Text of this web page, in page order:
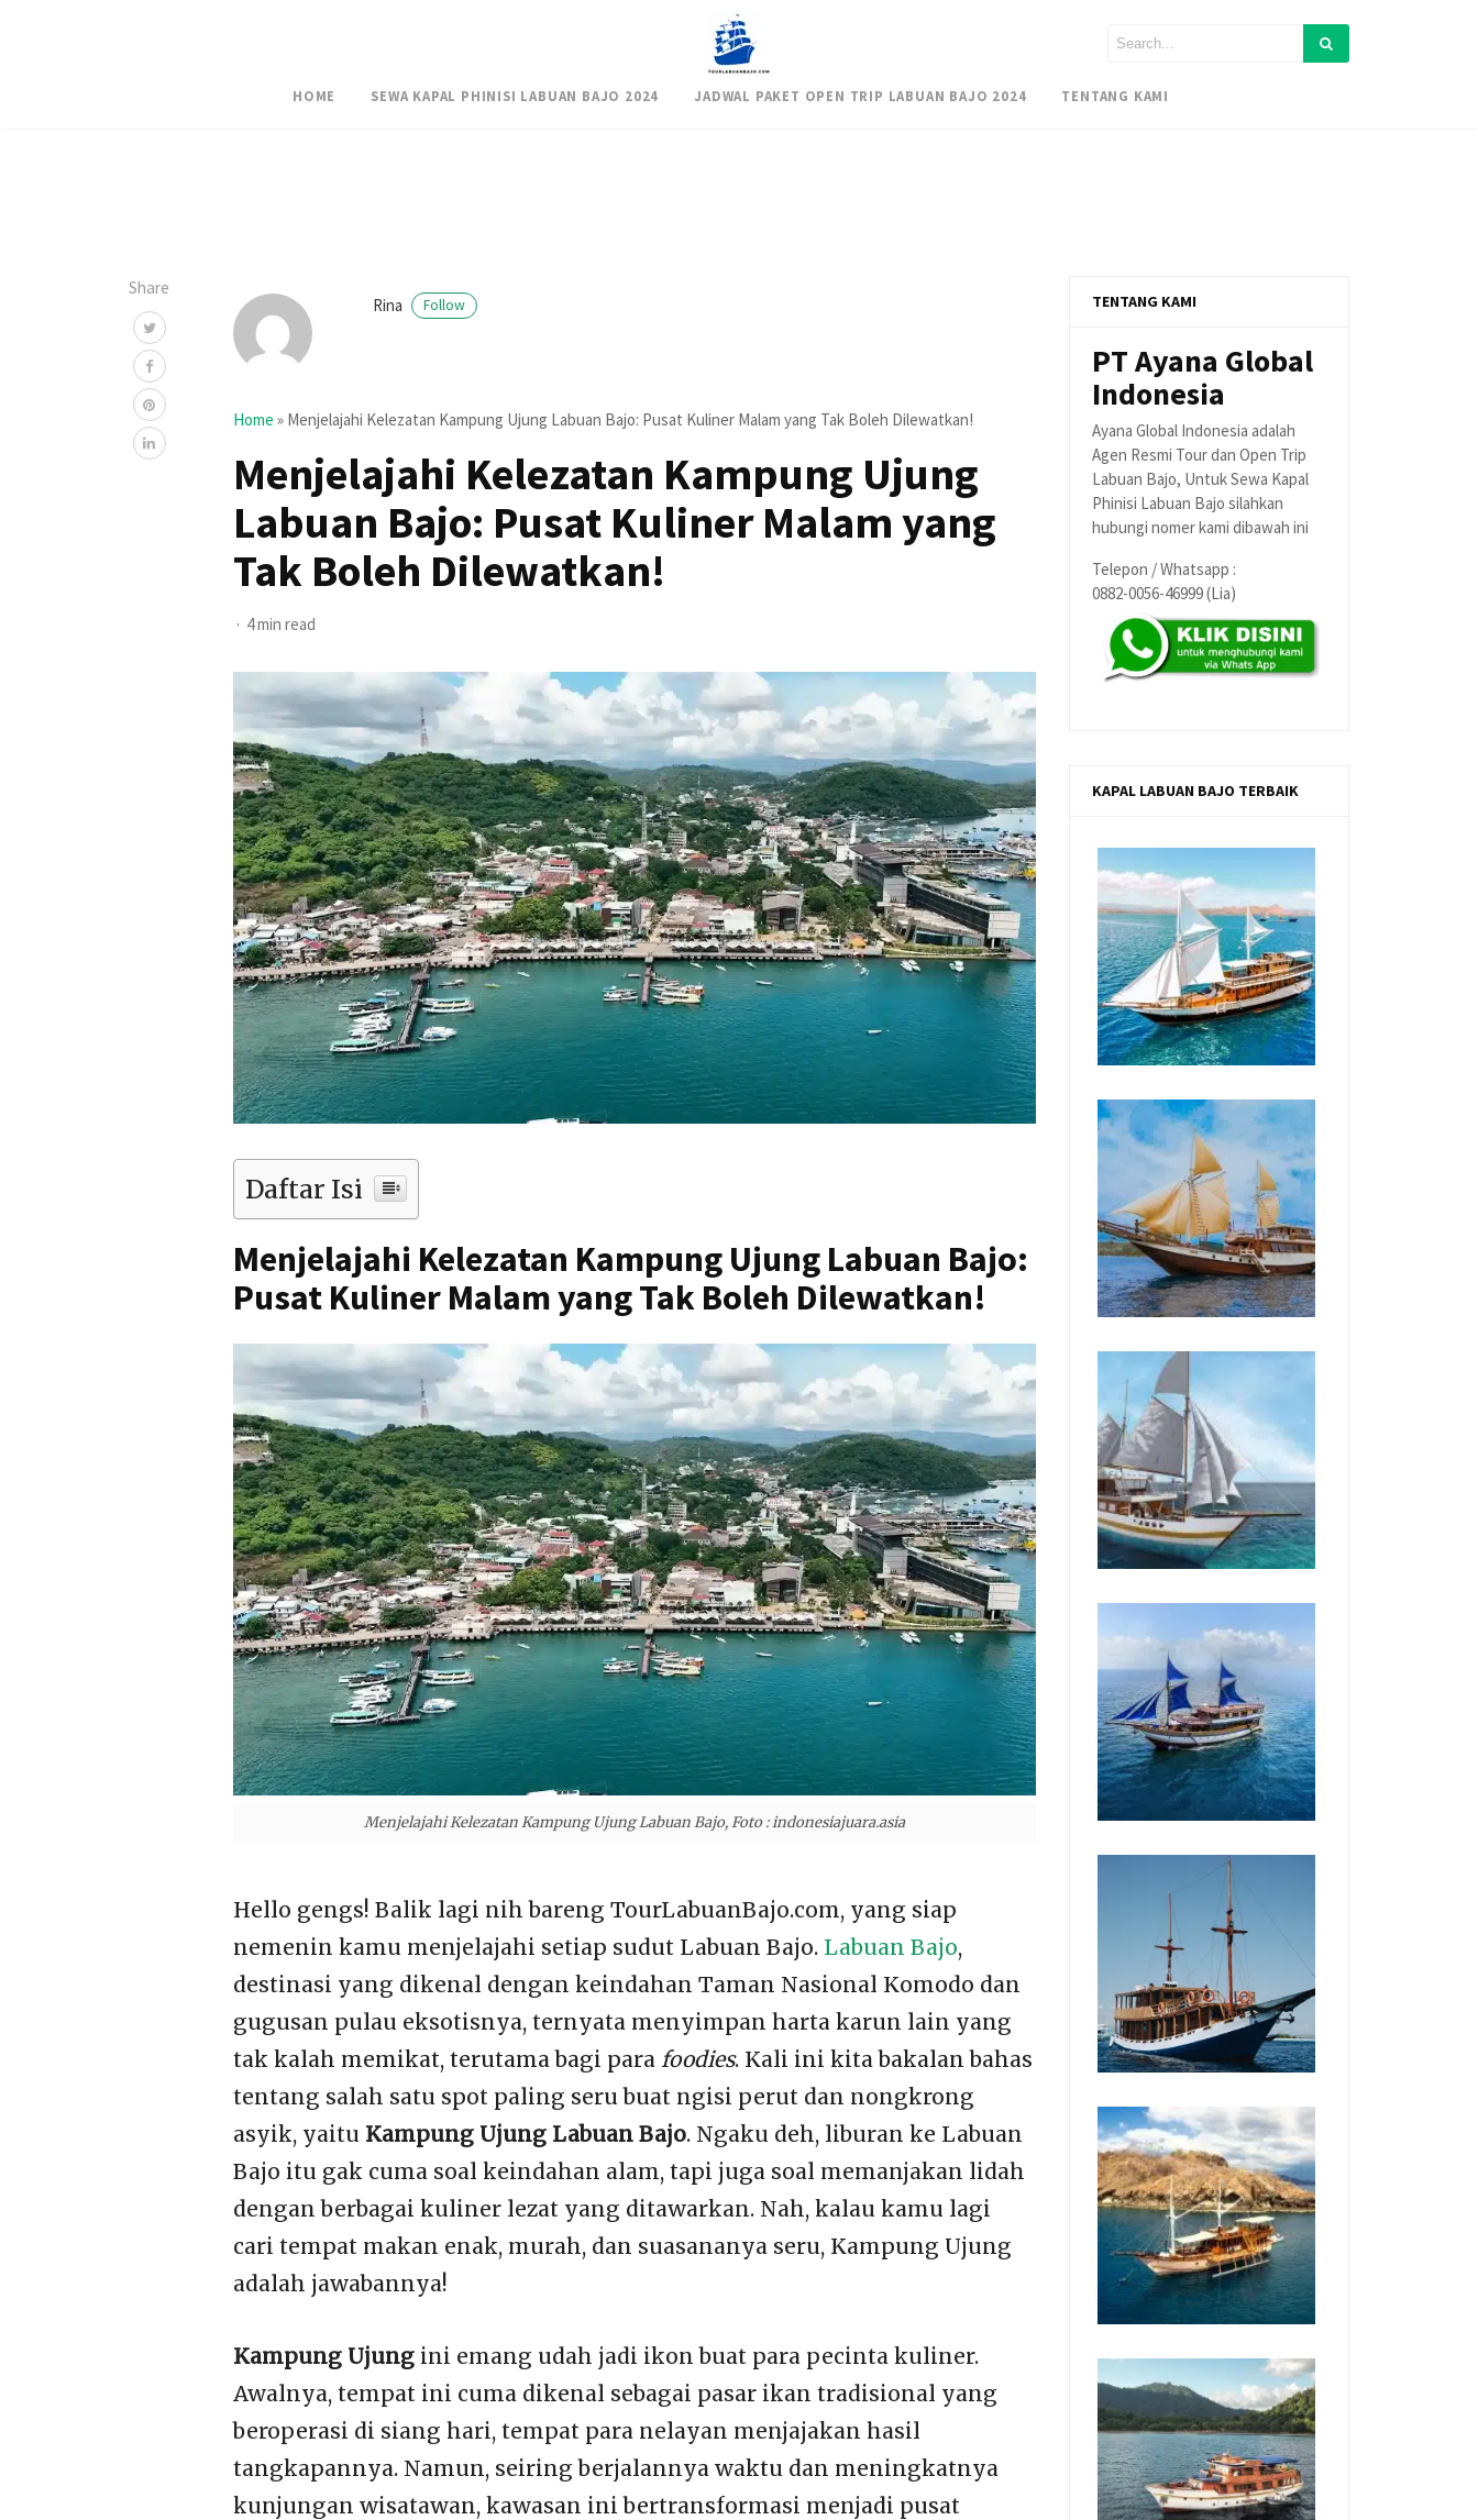
HOME SEWA KAPAL PHINISI LABUAN BAJO 2024 JADWAL PAKET OPEN TRIP LABUAN BAJO 2024 TENTANG KAMI
Share
Rina
Follow
Home » Menjelajahi Kelezatan Kampung Ujung Labuan Bajo: Pusat Kuliner Malam yang Tak Boleh Dilewatkan!
Menjelajahi Kelezatan Kampung Ujung
Labuan Bajo: Pusat Kuliner Malam yang
Tak Boleh Dilewatkan!
4 min read
Daftar Isi
Menjelajahi Kelezatan Kampung Ujung Labuan Bajo:
Pusat Kuliner Malam yang Tak Boleh Dilewatkan!
Menjelajahi Kelezatan Kampung Ujung Labuan Bajo, Foto : indonesiajuara.asia
Hello gengs! Balik lagi nih bareng TourLabuanBajo.com, yang siap
nemenin kamu menjelajahi setiap sudut Labuan Bajo. Labuan Bajo,
destinasi yang dikenal dengan keindahan Taman Nasional Komodo dan
gugusan pulau eksotisnya, ternyata menyimpan harta karun lain yang
tak kalah memikat, terutama bagi para foodies. Kali ini kita bakalan bahas
tentang salah satu spot paling seru buat ngisi perut dan nongkrong
asyik, yaitu Kampung Ujung Labuan Bajo. Ngaku deh, liburan ke Labuan
Bajo itu gak cuma soal keindahan alam, tapi juga soal memanjakan lidah
dengan berbagai kuliner lezat yang ditawarkan. Nah, kalau kamu lagi
cari tempat makan enak, murah, dan suasananya seru, Kampung Ujung
adalah jawabannya!
Kampung Ujung ini emang udah jadi ikon buat para pecinta kuliner.
Awalnya, tempat ini cuma dikenal sebagai pasar ikan tradisional yang
beroperasi di siang hari, tempat para nelayan menjajakan hasil
tangkapannya. Namun, seiring berjalannya waktu dan meningkatnya
kunjungan wisatawan, kawasan ini bertransformasi menjadi pusat
TENTANG KAMI
PT Ayana Global
Indonesia
Ayana Global Indonesia adalah
Agen Resmi Tour dan Open Trip
Labuan Bajo, Untuk Sewa Kapal
Phinisi Labuan Bajo silahkan
hubungi nomer kami dibawah ini
Telepon / Whatsapp :
0882-0056-46999 (Lia)
KAPAL LABUAN BAJO TERBAIK